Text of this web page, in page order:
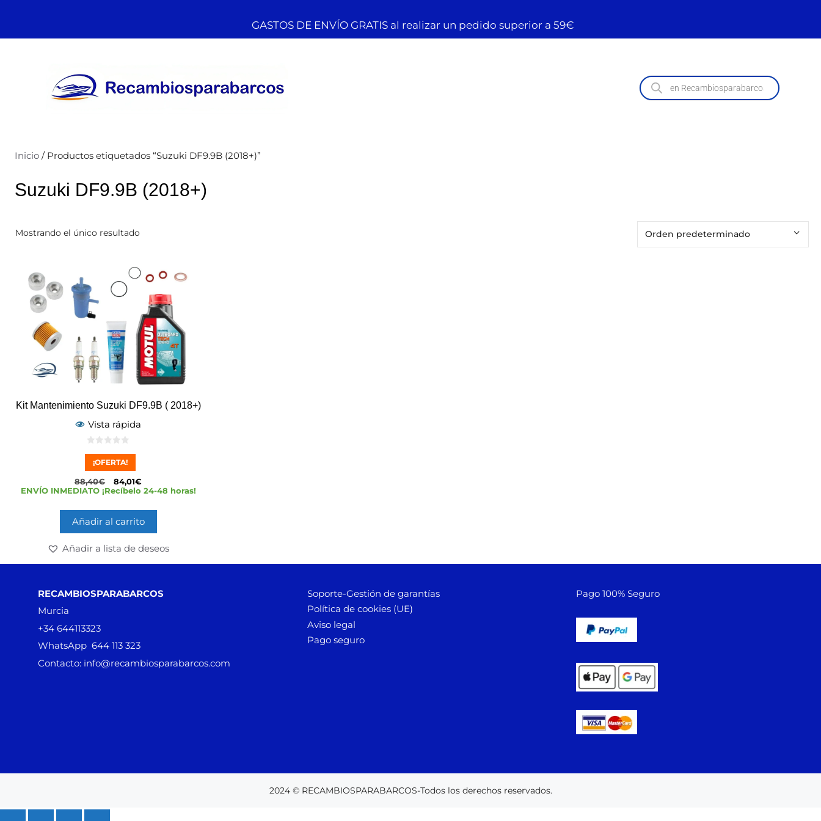
GASTOS DE ENVÍO GRATIS al realizar un pedido superior a 59€
Inicio / Productos etiquetados “Suzuki DF9.9B (2018+)”
Suzuki DF9.9B (2018+)
Mostrando el único resultado
Kit Mantenimiento Suzuki DF9.9B ( 2018+)
Vista rápida
5
¡OFERTA!
88,40€ 84,01€
ENVÍO INMEDIATO ¡Recíbelo 24-48 horas!
Añadir al carrito
Añadir a lista de deseos
RECAMBIOSPARABARCOS
Murcia
+34 644113323
WhatsApp 644 113 323
Contacto: info@recambiosparabarcos.com
Soporte-Gestión de garantías
Política de cookies (UE)
Aviso legal
Pago seguro
Pago 100% Seguro
2024 © RECAMBIOSPARABARCOS-Todos los derechos reservados.